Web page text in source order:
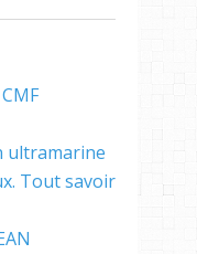
ultramarine
Tout savoir